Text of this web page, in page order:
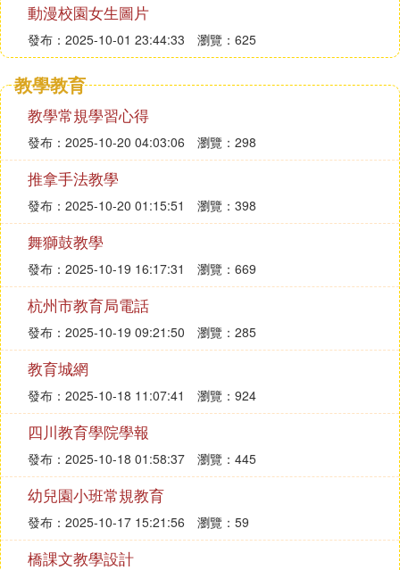
動漫校園女生圖片
發布：2025-10-01 23:44:33 瀏覽：625
教學教育
教學常規學習心得
發布：2025-10-20 04:03:06 瀏覽：298
推拿手法教學
發布：2025-10-20 01:15:51 瀏覽：398
舞獅鼓教學
發布：2025-10-19 16:17:31 瀏覽：669
杭州市教育局電話
發布：2025-10-19 09:21:50 瀏覽：285
教育城網
發布：2025-10-18 11:07:41 瀏覽：924
四川教育學院學報
發布：2025-10-18 01:58:37 瀏覽：445
幼兒園小班常規教育
發布：2025-10-17 15:21:56 瀏覽：59
橋課文教學設計